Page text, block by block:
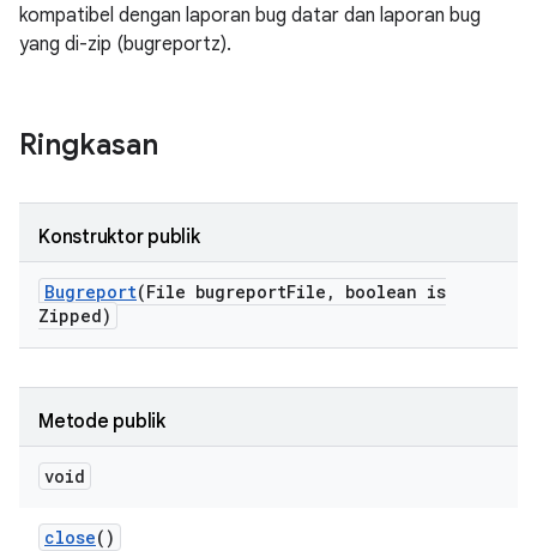
kompatibel dengan laporan bug datar dan laporan bug
yang di-zip (bugreportz).
Ringkasan
Konstruktor publik
Bugreport(File bugreportFile ,
boolean is
Zipped)
Metode publik
void
close()